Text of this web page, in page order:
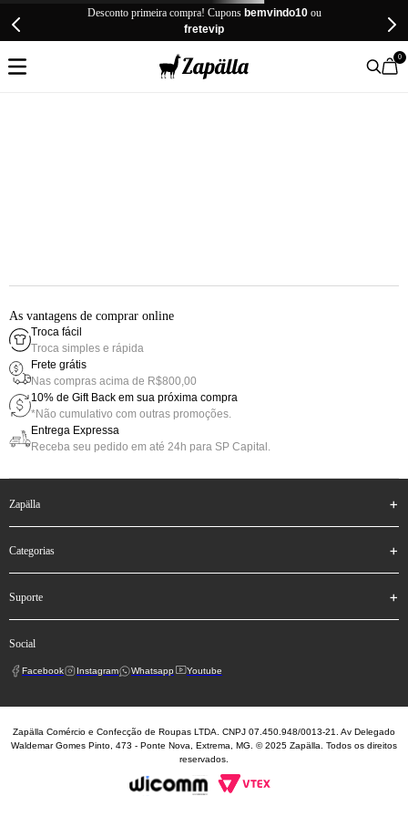
Desconto primeira compra! Cupons bemvindo10ou
fretevip
0
As vantagens de comprar online
Troca fácil
Troca simples e rápida
Frete grátis
Nas compras acima de R$800,00
10% de Gift Back em sua próxima compra
*Não cumulativo com outras promoções.
Entrega Expressa
Receba seu pedido em até 24h para SP Capital.
zapälla
categorias
suporte
social
Facebook Instagram Whatsapp Youtube
Zapälla Comércio e Confecção de Roupas LTDA. CNPJ 07.450.948/0013-21. Av Delegado
Waldemar Gomes Pinto, 473 - Ponte Nova, Extrema, MG. © 2025 Zapälla. Todos os direitos
reservados.